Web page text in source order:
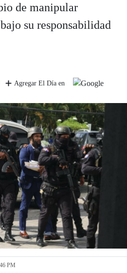
de manipular
su responsabilidad
Agregar El Día en
PM